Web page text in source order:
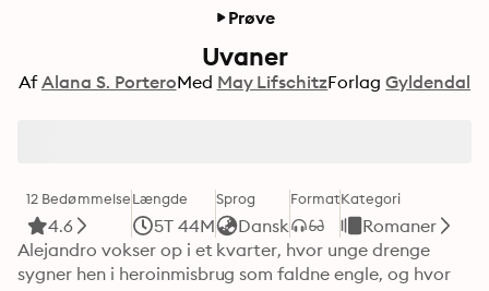
Prøve
Uvaner
Af Alana S. PorteroMed May LifschitzForlag Gyldendal
12 Bedømmelse
4.6
Længde
5T 44M
Sprog
Dansk
FormatKategori
Romaner
Alejandro vokser op i et kvarter, hvor unge drenge
sygner hen i heroinmisbrug som faldne engle, og hvor